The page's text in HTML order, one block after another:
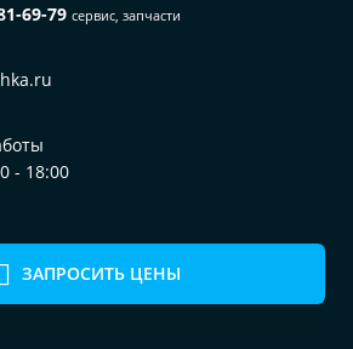
ЗАПРОСИТЬ ЦЕНЫ
69-79 сервис, запчасти
- 18:00